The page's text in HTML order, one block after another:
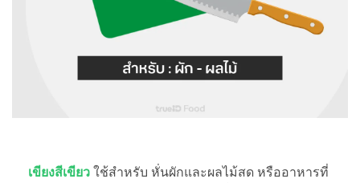
เขียงสีเขียว ใช้สำหรับ หั่นผักและผลไม้สด หรืออาหารที่